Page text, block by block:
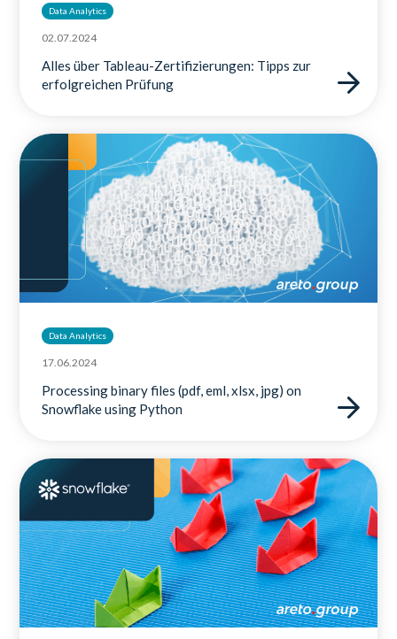
Data Analytics
02.07.2024
Alles über Tableau-Zertifizierungen: Tipps zur
erfolgreichen Prüfung
Data Analytics
17.06.2024
Processing binary files (pdf, eml, xlsx, jpg) on
Snowflake using Python